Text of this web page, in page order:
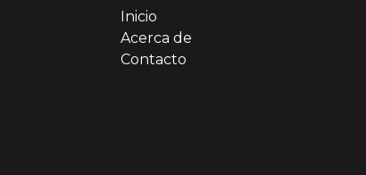
Inicio
Acerca de
Contacto